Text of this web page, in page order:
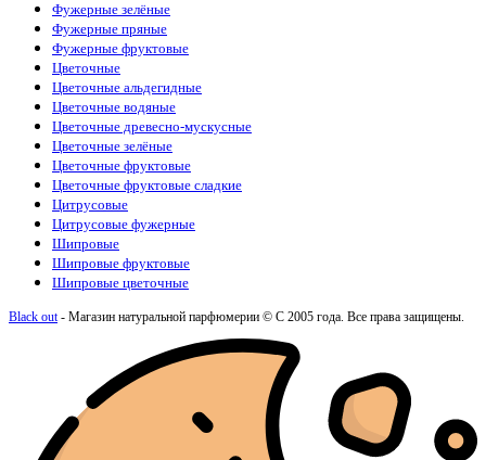
Фужерные зелёные
Фужерные пряные
Фужерные фруктовые
Цветочные
Цветочные альдегидные
Цветочные водяные
Цветочные древесно-мускусные
Цветочные зелёные
Цветочные фруктовые
Цветочные фруктовые сладкие
Цитрусовые
Цитрусовые фужерные
Шипровые
Шипровые фруктовые
Шипровые цветочные
Black out- Магазин натуральной парфюмерии © С 2005 года. Все права защищены.